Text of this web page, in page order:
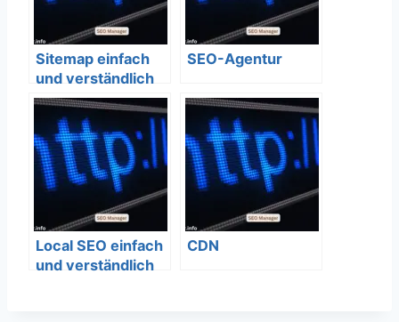
Sitemap einfach
und verständlich
erklärt – SEO
Bedeutung
SEO-Agentur
Local SEO einfach
und verständlich
CDN